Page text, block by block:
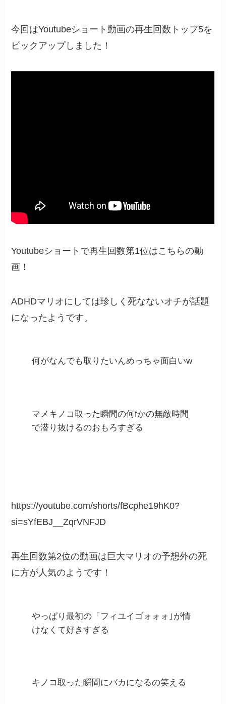
今回はYoutubeショート動画の再生回数トップ5を
ピックアップしました！
Youtubeショートで再生回数第1位はこちらの動
画！
ADHDマリオにしては珍しく死なないオチが話題
になったようです。
何がなんでも取りたいんめっちゃ面白いw
マメキノコ取った瞬間の何fかの無敵時間
で潜り抜けるのおもろすぎる
https://youtube.com/shorts/fBcphe19hK0?
si=sYfEBJ__ZqrVNFJD
再生回数第2位の動画は巨大マリオの予想外の死
に方が人気のようです！
やっぱり最初の「フィユイゴォォォ｣が情
けなくて好きすぎる
キノコ取った瞬間にバカになるの笑える